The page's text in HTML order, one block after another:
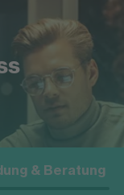
& Beratung